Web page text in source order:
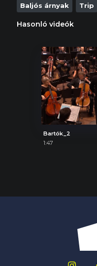
Baljós árnyak Trip
Hasonló videók
Bartók_2
1:47